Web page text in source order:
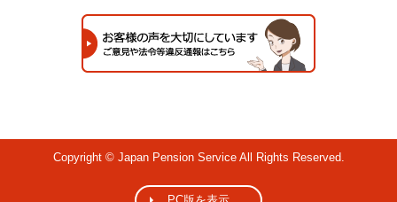
Copyright © Japan Pension Service All Rights Reserved.